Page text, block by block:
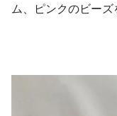
ム、ピンクのビーズ